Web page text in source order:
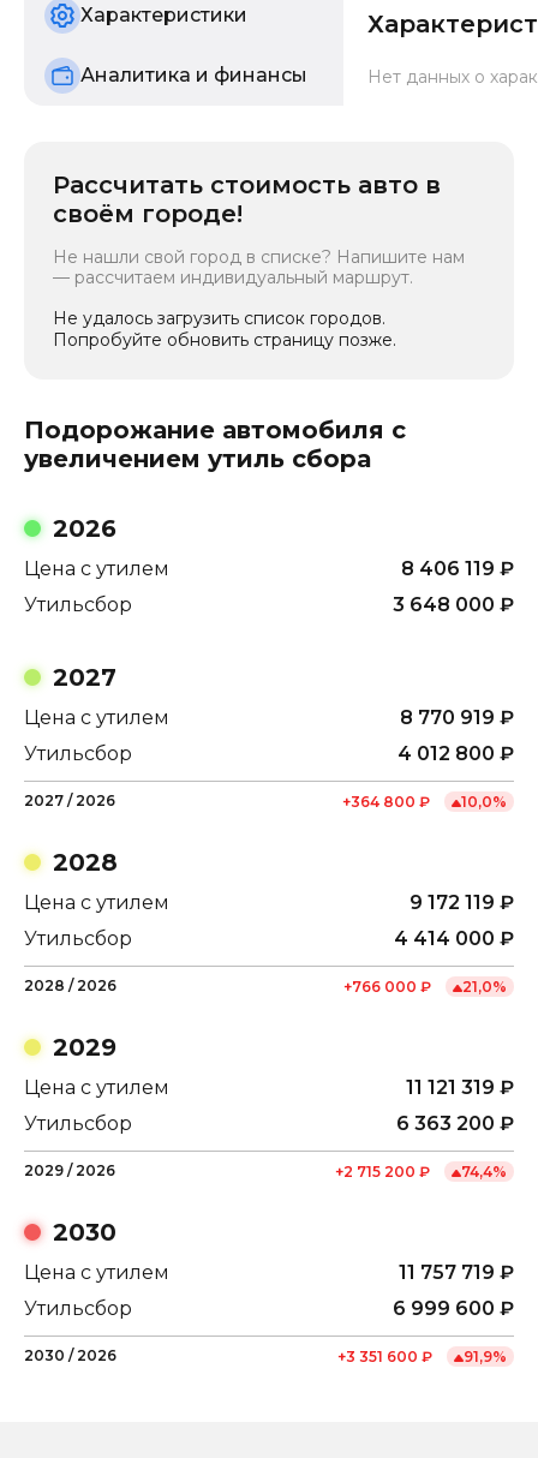
Характеристики
Аналитика и финансы Нет данных о
Рассчитать стоимость авто в
своём городе!
Не нашли свой город в списке? Напишите нам
— рассчитаем индивидуальный маршрут.
Не удалось загрузить список городов.
Попробуйте обновить страницу позже.
Подорожание автомобиля с
увеличением утиль сбора
2026
Цена с утилем 8 406 119 ₽
Утильсбор
3 648 000 ₽
2027
Цена с утилем 8 770 919 ₽
Утильсбор
4 012 800 ₽
2027 / 2026 +364 800 ₽ 10,0%
2028
Цена с утилем 9 172 119 ₽
Утильсбор
4 414 000 ₽
2028 / 2026 +766 000 ₽ 21,0%
2029
Цена с утилем 11 121 319 ₽
Утильсбор
6 363 200 ₽
2029 / 2026 +2 715 200 ₽ 74,4%
2030
Цена с утилем 11 757 719 ₽
Утильсбор
6 999 600 ₽
2030 / 2026 +3 351 600 ₽ 91,9%